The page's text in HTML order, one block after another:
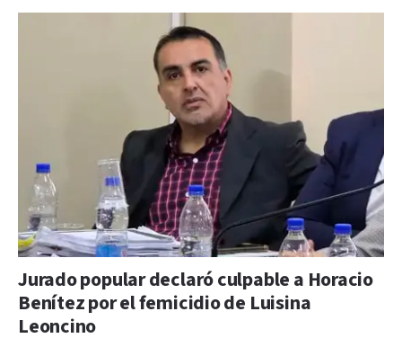
Jurado popular declaró culpable a Horacio
Benítez por el femicidio de Luisina
Leoncino